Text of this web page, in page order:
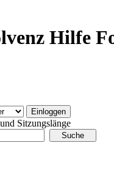
Hilfe
Sitzungslänge